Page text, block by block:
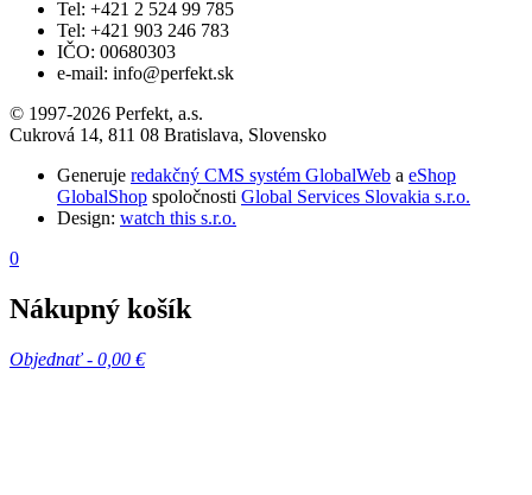
Tel: +421 2 524 99 785
Tel: +421 903 246 783
IČO: 00680303
e-mail: info@perfekt.sk
© 1997-2026 Perfekt, a.s.
Cukrová 14, 811 08 Bratislava, Slovensko
Generuje redakčný CMS systém GlobalWeb a eShop
GlobalShop spoločnosti Global Services Slovakia s.r.o.
Design: watch this s.r.o.
0
Nákupný košík
Objednať - 0,00 €